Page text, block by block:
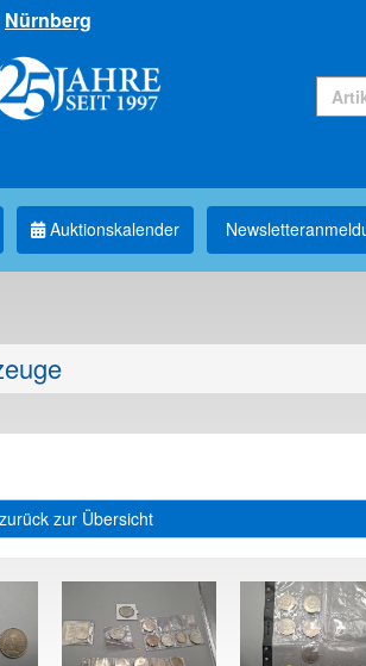
Nürnberg
Auktionskalender
zurück zur Übersicht